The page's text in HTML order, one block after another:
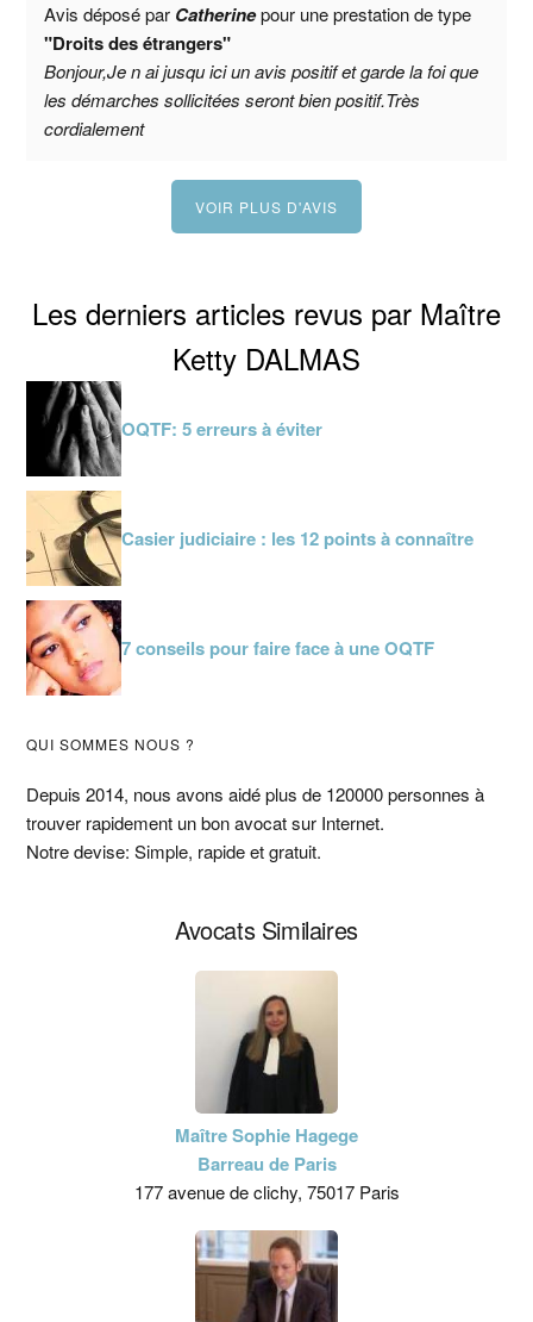
Avis déposé par Catherinepour une prestation de type
"Droits des étrangers"
Bonjour,Je n ai jusqu ici un avis positif et garde la foi que
les démarches sollicitées seront bien positif.Très
cordialement
VOIR PLUS D'AVIS
Les derniers articles revus par Maître
Ketty DALMAS
OQTF: 5 erreurs à éviter
Casier judiciaire : les 12 points à connaître
7 conseils pour faire face à une OQTF
Barre
latérale
principale
QUI SOMMES NOUS ?
Depuis 2014, nous avons aidé plus de 120000 personnes à
trouver rapidement un bon avocat sur Internet.
Notre devise: Simple, rapide et gratuit.
Avocats Similaires
Maître Sophie Hagege
Barreau de Paris
177 avenue de clichy, 75017 Paris